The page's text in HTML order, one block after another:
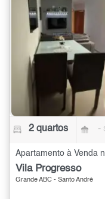
2 quartos -
Apartamento à Venda
Vila Progresso
Grande ABC - Santo André